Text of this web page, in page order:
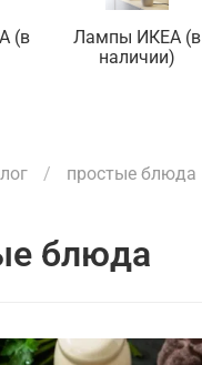
(в
Лампы ИКЕА (в
наличии)
простые блюда
блюда